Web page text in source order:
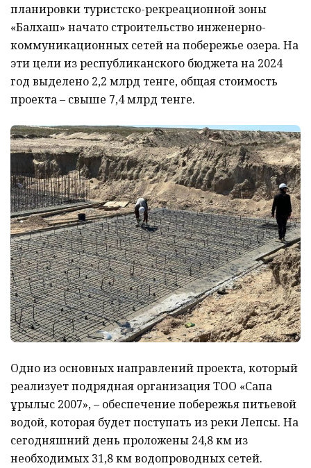
планировки туристско-рекреационной зоны
«Балхаш» начато строительство инженерно-
коммуникационных сетей на побережье озера. На
эти цели из республиканского бюджета на 2024
год выделено 2,2 млрд тенге, общая стоимость
проекта – свыше 7,4 млрд тенге.
Одно из основных направлений проекта, который
реализует подрядная организация ТОО «Сапа
Құрылыс 2007», – обеспечение побережья питьевой
водой, которая будет поступать из реки Лепсы. На
сегодняшний день проложены 24,8 км из
необходимых 31,8 км водопроводных сетей.